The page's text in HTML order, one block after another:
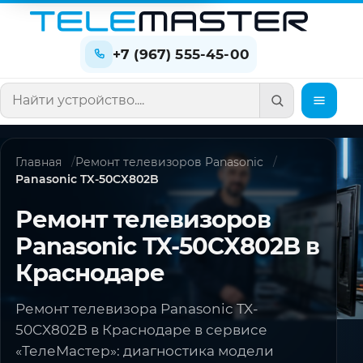
+7 (967) 555-45-00
Поиск по сайту
Главная
Ремонт телевизоров Panasonic
Panasonic TX-50CX802B
Ремонт телевизоров
Panasonic TX-50CX802B в
Краснодаре
Ремонт телевизора Panasonic TX-
50CX802B в Краснодаре в сервисе
«ТелеМастер»: диагностика модели